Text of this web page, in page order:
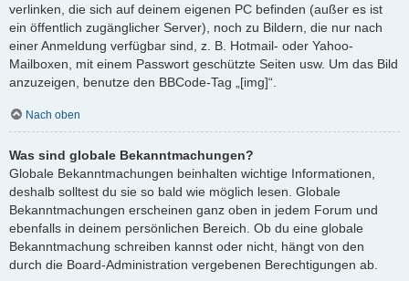
verlinken, die sich auf deinem eigenen PC befinden (außer es ist
ein öffentlich zugänglicher Server), noch zu Bildern, die nur nach
einer Anmeldung verfügbar sind, z. B. Hotmail- oder Yahoo-
Mailboxen, mit einem Passwort geschützte Seiten usw. Um das Bild
anzuzeigen, benutze den BBCode-Tag „[img]“.
Nach oben
Was sind globale Bekanntmachungen?
Globale Bekanntmachungen beinhalten wichtige Informationen,
deshalb solltest du sie so bald wie möglich lesen. Globale
Bekanntmachungen erscheinen ganz oben in jedem Forum und
ebenfalls in deinem persönlichen Bereich. Ob du eine globale
Bekanntmachung schreiben kannst oder nicht, hängt von den
durch die Board-Administration vergebenen Berechtigungen ab.